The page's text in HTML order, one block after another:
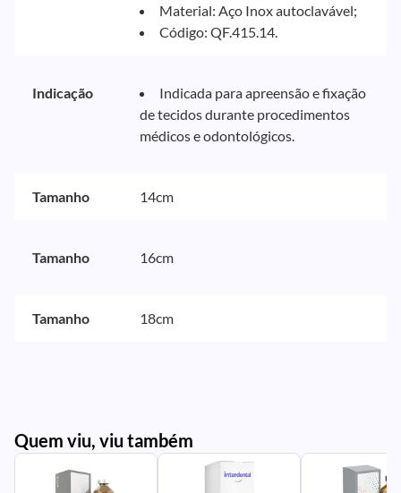
Material: Aço Inox autoclavável;
Código: QF.415.14.
Indicação
Indicada para apreensão e fixação
de tecidos durante procedimentos
médicos e odontológicos.
Tamanho 14cm
Tamanho 16cm
Tamanho 18cm
Quem viu, viu também